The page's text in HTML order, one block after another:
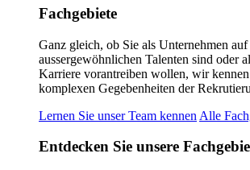
Fachgebiete
Ganz gleich, ob Sie als Unternehmen auf
aussergewöhnlichen Talenten sind oder
Karriere vorantreiben wollen, wir
komplexen Gegebenheiten der
Lernen Sie unser Team kennen Alle
Entdecken Sie unsere